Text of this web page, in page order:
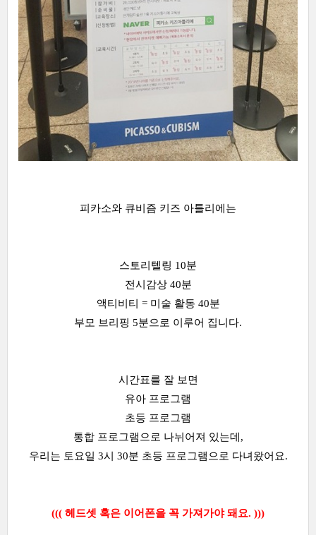
피카소와 큐비즘 키즈 아틀리에는
스토리텔링 10분
전시감상 40분
액티비티 = 미술 활동 40분
부모 브리핑 5분으로 이루어 집니다.
시간표를 잘 보면
유아 프로그램
초등 프로그램
통합 프로그램으로 나뉘어져 있는데,
우리는 토요일 3시 30분 초등 프로그램으로 다녀왔어요.
((( 헤드셋 혹은 이어폰을 꼭 가져가야 돼요. )))